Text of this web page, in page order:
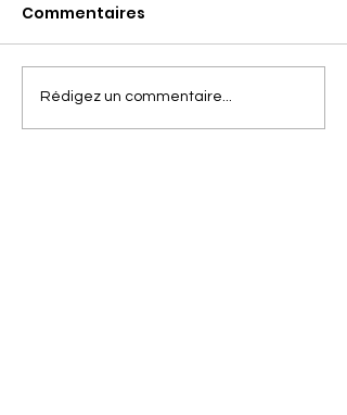
Commentaires
Rédigez un commentaire...